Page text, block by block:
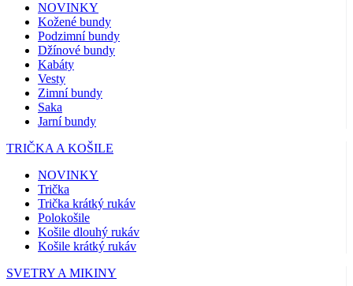
NOVINKY
Kožené bundy
Podzimní bundy
Džínové bundy
Kabáty
Vesty
Zimní bundy
Saka
Jarní bundy
TRIČKA A KOŠILE
NOVINKY
Trička
Trička krátký rukáv
Polokošile
Košile dlouhý rukáv
Košile krátký rukáv
SVETRY A MIKINY